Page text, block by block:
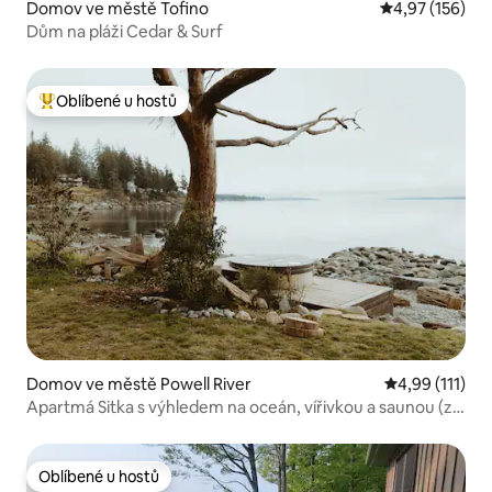
Domov ve městě Tofino Průměrné
4,97 (156)
Dům na pláži Cedar & Surf
Nejlepší v kategorii Oblíbené u hostů
Oblíbené u hostů
Domov ve městě Powell River Průměrné
4,99 (111)
Apartmá Sitka s výhledem na oceán, vířivkou a saunou (za
Oblíbené u hostů
Oblíbené u hostů